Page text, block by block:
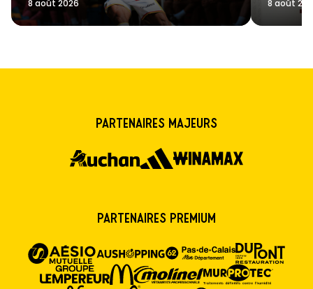
8 août 2026 8 août
Partenaires majeurs
Partenaires premium